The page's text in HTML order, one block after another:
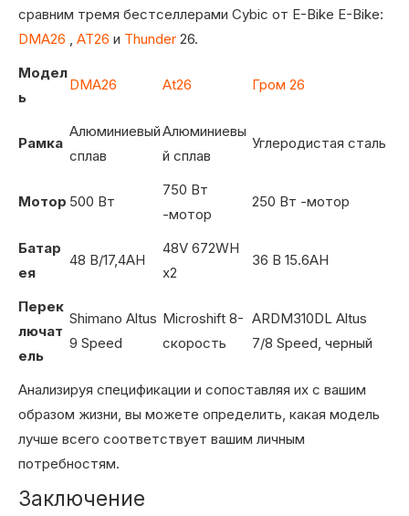
сравним тремя бестселлерами Cybic от E-Bike E-Bike:
DMA26 , AT26 и Thunder 26.
Модел
ь
DMA26 At26 Гром 26
Рамка
Алюминиевый
сплав
Алюминиевы
й сплав
Углеродистая сталь
Мотор 500 Вт
750 Вт
-мотор
250 Вт -мотор
Батар
ея
48 В/17,4AH
48V 672WH
x2
36 В 15.6AH
Перек
лючат
ель
Shimano Altus
9 Speed
Microshift 8-
скорость
ARDM310DL Altus
7/8 Speed, черный
Анализируя спецификации и сопоставляя их с вашим
образом жизни, вы можете определить, какая модель
лучше всего соответствует вашим личным
потребностям.
Заключение